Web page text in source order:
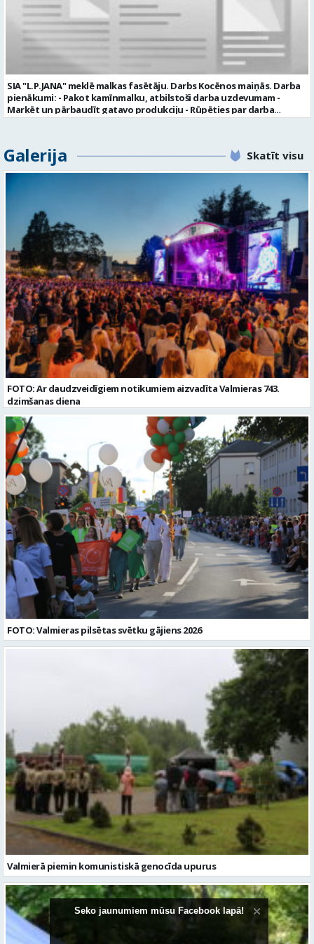
valmiera.lv personīgi SIA „VTU Valmiera”, Reģ.nr. 40003004220,
„Brandeļi”, Brandeļi, Kocēnu pagasts, Valmieras novads, personāla
daļā darba dienās no plkst. 13:00 līdz 16:00. 2 nedēļu laikā pēc
konkursa termiņa beigām sazināsimies ar pretendentiem, kuri tiks
aicināti uz tikšanos klātienē. Informācijai: 29231565 * Iesniegtos
personas datus SIA “VTU VALMIERA” izmantos, lai konkursa kārtībā
noteiktu vakancei atbilstošāko kandidātu. Ja kandidāts vēlas, lai
viņa personas dati tiktu saglabāti SIA “VTU VALMIERA” iekšējā datu
bāzē ar mērķi tos apstrādāt citos SIA “VTU VALMIERA” personāla
atlases konkursos, tad pieteikumā vakancei lūdzam kandidātam
Valmiera, Valmieras nov. Darba laika veids: Summētais darba laiks
Darba veids: Darbinieka amats uz nenoteiktu laiku Slodze: Viena
vesela slodze Darbības joma: Pakalpojumi Pieteikto vietu skaits: 1
Līgums: Darbinieka amats uz nenoteiktu laiku Aktuāla līdz: 2026-08-
21 Kontaktpersona: CV ar norādi vakancei lūdzu sūtīt uz e-pastu
info@vtu-valmiera.lv vai iesniegt personīgi Izglītības līmenis:
Vispārējā vidējā izglītība
SIA "L.P.JANA" meklē malkas fasētāju. Darbs Kocēnos maiņās. Darba
pienākumi: - Pakot kamīnmalku, atbilstoši darba uzdevumam -
Marķēt un pārbaudīt gatavo produkciju - Rūpēties par darba
kvalitāti un kārtību darba vietā Prasības kandidātiem: - Laba fiziskā
padarītā) - Vienmēr laikā izmaksātu algu - Profesionālus un
atbalstošus kolēģus Lūgums CV sūtīt uz e- pastu:
SAIŅOŠANAS OPERATORS Algas izmaksas veids: Laika darba alga
Darba vietas adrese: LATVIJA, Gravas iela 2, Kocēni, Kocēnu pag.,
Valmieras nov. Slodze: Viena vesela slodze Darbības joma: Ražošana
Pieteikto vietu skaits: 2 Aktuāla līdz: 2027-09-07 Darba sākšanas
datums: 2026-08-17 Kontaktpersona: Davids Pavlovs
Galerija Skatīt visu
FOTO: Ar daudzveidīgiem notikumiem aizvadīta Valmieras 743.
dzimšanas diena
FOTO: Valmieras pilsētas svētku gājiens 2026
Valmierā piemin komunistiskā genocīda upurus
Seko jaunumiem mūsu Facebook lapā!